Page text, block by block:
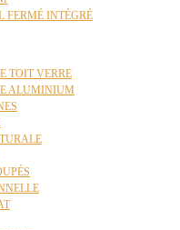
FERMÉ INTÉGRÉ
TOIT VERRE
ALUMINIUM